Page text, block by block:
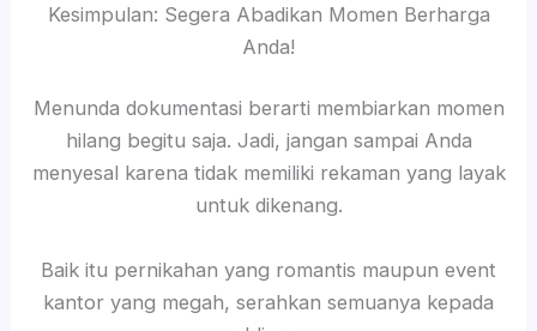
Kesimpulan: Segera Abadikan Momen Berharga
Anda!
Menunda dokumentasi berarti membiarkan momen
hilang begitu saja. Jadi, jangan sampai Anda
menyesal karena tidak memiliki rekaman yang layak
untuk dikenang.
Baik itu pernikahan yang romantis maupun event
kantor yang megah, serahkan semuanya kepada